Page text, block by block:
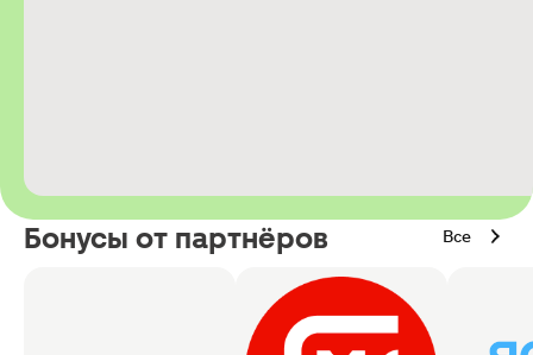
Бонусы от партнёров Все